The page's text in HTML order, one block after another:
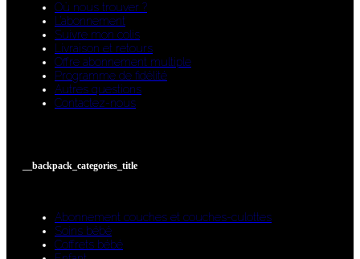
Où nous trouver ?
L’abonnement
Suivre mon colis
Livraison et retours
Offre abonnement multiple
Programme de fidélité
Autres questions
Contactez-nous
__backpack_categories_title
Abonnement couches et couches-culottes
Soins bébé
Coffrets bébé